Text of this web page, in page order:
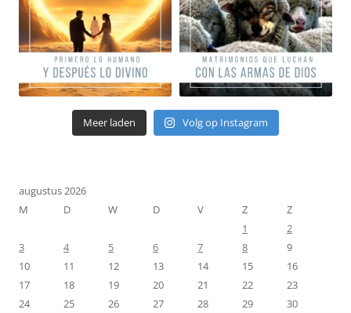
Meer laden Volg op Instagram
augustus 2026
M
D W D V Z
Z
1
2
3
4 5 6 7 8
9
10
11 12 13 14 15
16
17
18 19 20 21 22
23
24
25 26 27 28 29 30